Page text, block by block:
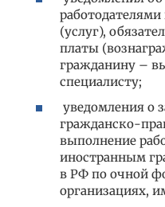
(услуг),
платы
гражданину –
специалисту;
уведомления о
гражданско-
выполнение
иностранным
в РФ по очной
организациях,